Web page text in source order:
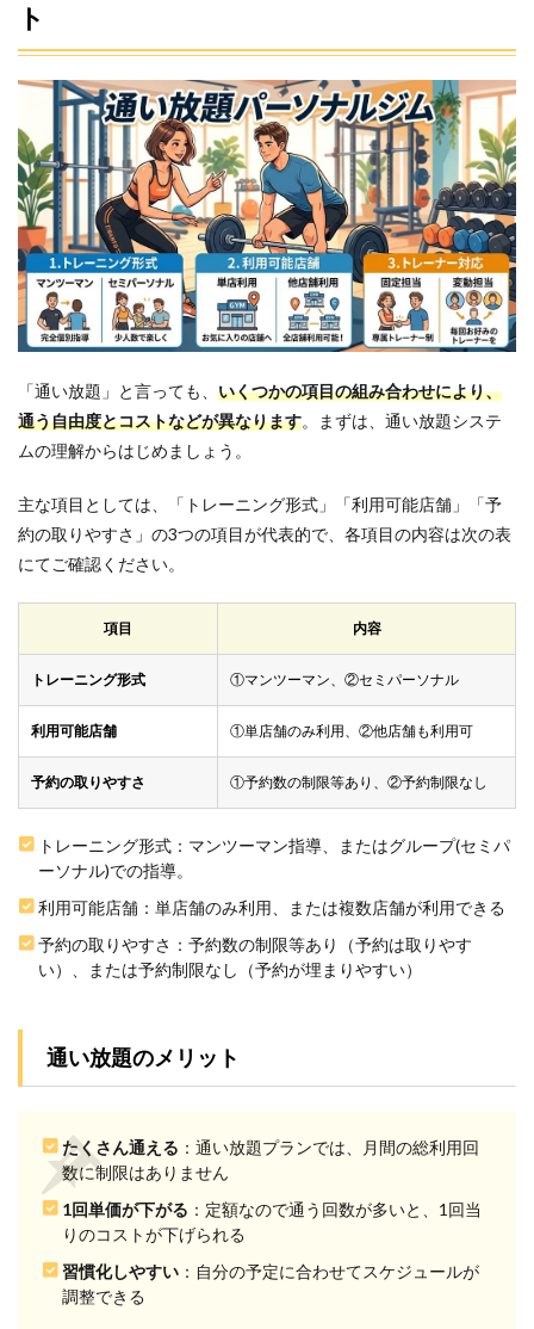
ト・
リッ
通い
放題
のメ
リッ
ト
1.2
通い
放題
メリ
ット
1.3
放題
で元
を取
るに
回通
2
通い
放題
OK
でも
しな
いジ
ム選
びの
の手
順
1：質
の高
でき
る地
域の
パー
ソナ
ルジ
ムを
確認
する
ト
「通い放題」と言っても、 いくつかの項目の組み合わせにより、
通う自由度とコストなどが異なります。まずは、通い放題システ
ムの理解からはじめましょう。
主な項目としては、「トレーニング形式」「利用可能店舗」「予
約の取りやすさ」の3つの項目が代表的で、各項目の内容は次の表
にてご確認ください。
項目 内容
トレーニング形式 ①マンツーマン、②セミパーソナル
利用可能店舗 ①単店舗のみ利用、②他店舗も利用可
予約の取りやすさ ①予約数の制限等あり、②予約制限なし
トレーニング形式：マンツーマン指導、またはグループ(セミパ
ーソナル)での指導。
利用可能店舗：単店舗のみ利用、または複数店舗が利用できる
予約の取りやすさ：予約数の制限等あり（予約は取りやす
い）、または予約制限なし（予約が埋まりやすい）
通い放題のメリット
たくさん通える ：通い放題プランでは、月間の総利用回
数に制限はありません
1回単価が下がる ：定額なので通う回数が多いと、1回当
りのコストが下げられる
習慣化しやすい ：自分の予定に合わせてスケジュールが
調整できる